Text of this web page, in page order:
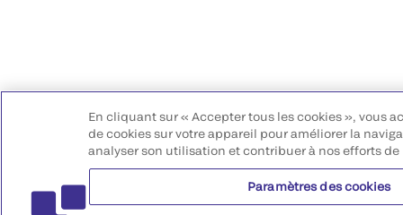
En cliquant sur « Accepter tous les cookies », vous
de cookies sur votre appareil pour améliorer la
analyser son utilisation et contribuer à nos efforts
Paramètres des cookies